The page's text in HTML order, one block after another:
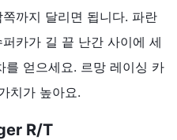
까지 달리면 됩니다. 파란
카가 길 끝 난간 사이에 세
를 얻으세요. 르망 레이싱 카
치가 높아요.
R/T